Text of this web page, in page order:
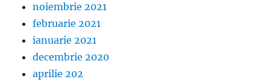
noiembrie 2021
februarie 2021
ianuarie 2021
decembrie 2020
aprilie 202